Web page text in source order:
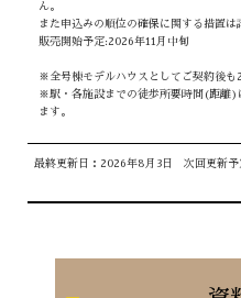
ん。
また申込みの順位の確保に関する措置は
販売開始予定:2026年11月中旬
※全号棟モデルハウスとしてご契約後も
※駅・各施設までの徒歩所要時間(距離)
ます。
最終更新日：2026年8月3日 次回更新